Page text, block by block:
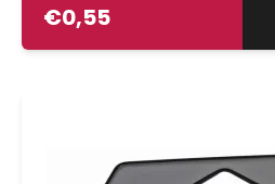
€0,55